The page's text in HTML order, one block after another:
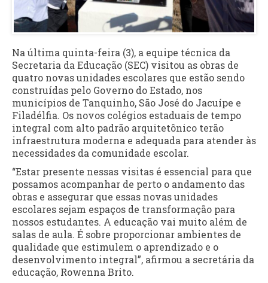
Na última quinta-feira (3), a equipe técnica da
Secretaria da Educação (SEC) visitou as obras de
quatro novas unidades escolares que estão sendo
construídas pelo Governo do Estado, nos
municípios de Tanquinho, São José do Jacuípe e
Filadélfia. Os novos colégios estaduais de tempo
integral com alto padrão arquitetônico terão
infraestrutura moderna e adequada para atender às
necessidades da comunidade escolar.
“Estar presente nessas visitas é essencial para que
possamos acompanhar de perto o andamento das
obras e assegurar que essas novas unidades
escolares sejam espaços de transformação para
nossos estudantes. A educação vai muito além de
salas de aula. É sobre proporcionar ambientes de
qualidade que estimulem o aprendizado e o
desenvolvimento integral”, afirmou a secretária da
educação, Rowenna Brito.